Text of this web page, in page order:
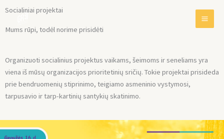
content
Socialiniai projektai
Mums rūpi, todėl norime prisidėti
Organizuoti socialinius projektus vaikams, šeimoms ir seneliams yra
viena iš mūsų organizacijos prioritetinių sričių. Tokie projektai prisideda
prie bendruomenių stiprinimo, teigiamo asmeninio vystymosi,
tarpusavio ir tarp-kartinių santykių skatinimo.